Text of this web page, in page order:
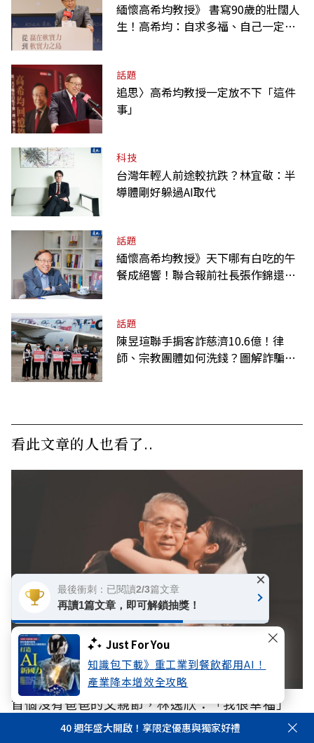
Just For You
知識包下載》重工業到餐飲都用AI！
產業降本增效全攻略
緬懷高希均教授》 書寫90歲的壯闊人
生！高希均：自求多福、自己一定要
話題
追思〉高希均教授一定放不下「這件
事」
科技
台灣年輕人前途較抗跌？林宜敬：半
導體剛好躲過AI取代
話題
緬懷高希均教授》天下哪有白吃的午
餐成絕響！聯合報前社長張作錦還原
話題
陳昱瑄聯手掮客詐慈濟10.6億！律
師、宗教團體如何洗錢？圖解詐騙關
看此文章的人也看了..
首個沒有爸爸的父親節，林逸欣：「我很幸福」
——從富養看見的教養課
40 週年盛大開啟！享限定優惠與獨家好禮
最後衝刺：已閱讀2/3篇文章
再讀1篇文章，即可解鎖抽獎！
×